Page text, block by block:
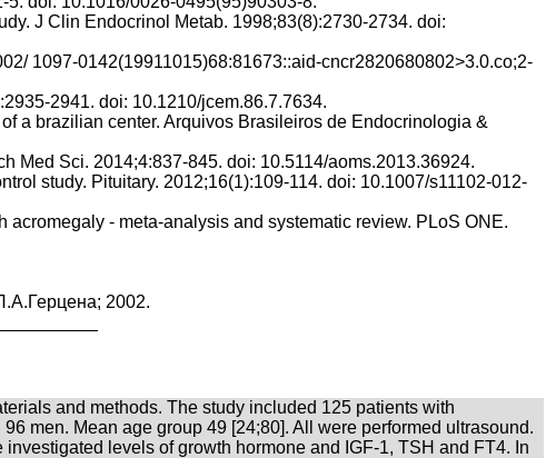
J Clin Endocrinol Metab. 1998;83(8):2730-2734. doi:
1097-0142(19911015)68:81673::aid-cncr2820680802>3.0.co;2-
2941. doi: 10.1210/jcem.86.7.7634.
a brazilian center. Arquivos Brasileiros de Endocrinologia &
Med Sci. 2014;4:837-845. doi: 10.5114/aoms.2013.36924.
study. Pituitary. 2012;16(1):109-114. doi: 10.1007/s11102-012-
- meta-analysis and systematic review. PLoS ONE.
2002.
and methods. The study included 125 patients with
men. Mean age group 49 [24;80]. All were performed ultrasound.
levels of growth hormone and IGF-1, TSH and FT4. In